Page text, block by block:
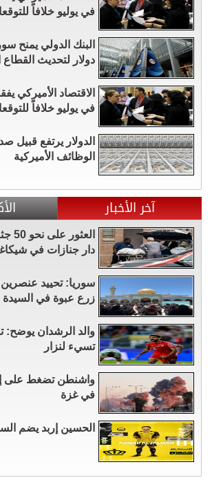
في يوليو خلافاً
دولار لتحديث القطاع
في يوليو خلافاً
الدولار يرتفع قبيل
الوظائف الأميركية
آخر الأخبار
دار جنازات في
سوريا: تحييد
زرع عبوة في السيدة
والد الرشدان
تسيء لنزار
واشنطن تضغط على
في غزة
الحسين إربد يضم